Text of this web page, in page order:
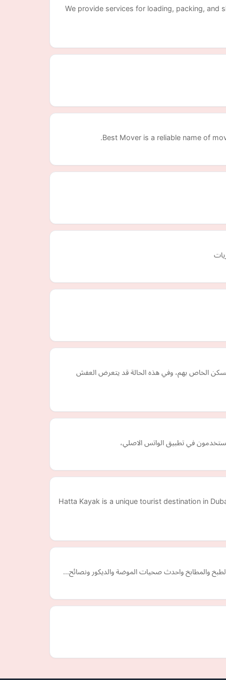
We provide services for loading, packing, and
Best Mover is a reliable name of
الخاص بهم، وفي هذه الحالة قد يتعرض العفش
في تطبيق الواتس الاصلي،
Hatta Kayak is a unique tourist destination in
والمطابخ واحدث صحيات الموضة والديكور ونصائح…